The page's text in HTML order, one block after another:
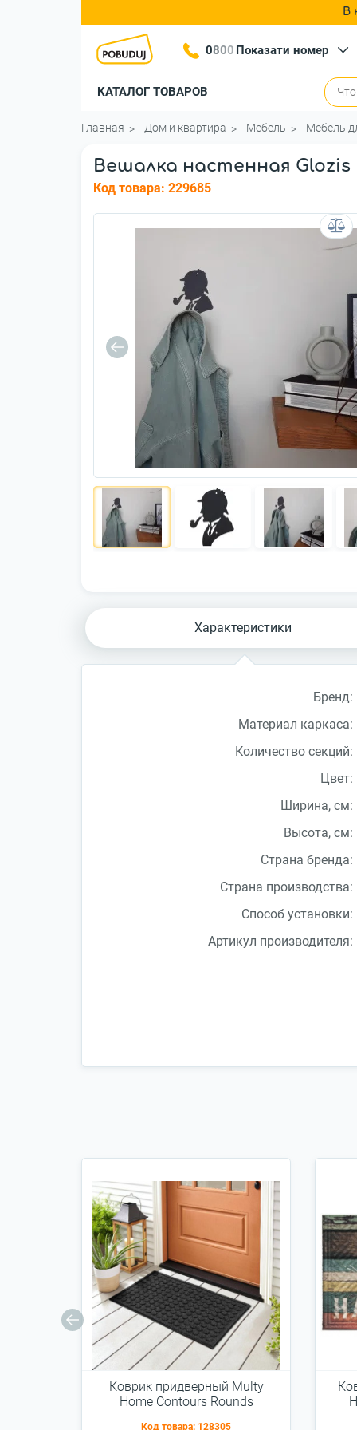
В
0800 Показати номер
КАТАЛОГ ТОВАРОВ
Главная Дом и квартира Мебель Мебель
Вешалка настенная Glozis
Код товара: 229685
Характеристики
Бренд:
Материал каркаса:
Количество секций:
Цвет:
Ширина, см:
Высота, см:
Страна бренда:
Страна производства:
Способ установки:
Артикул производителя:
Коврик придверный Multy
Home Contours Rounds
Код товара: 128305